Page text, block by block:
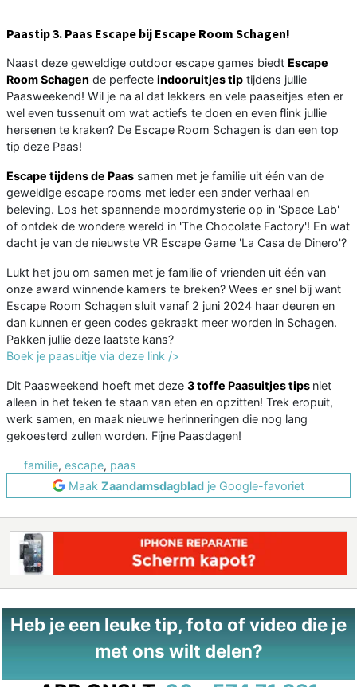
Paastip 3. Paas Escape bij Escape Room Schagen!
Naast deze geweldige outdoor escape games biedt Escape
Room Schagen de perfecte indooruitjes tip tijdens jullie
Paasweekend! Wil je na al dat lekkers en vele paaseitjes eten er
wel even tussenuit om wat actiefs te doen en even flink jullie
hersenen te kraken? De Escape Room Schagen is dan een top
tip deze Paas!
Escape tijdens de Paas samen met je familie uit één van de
geweldige escape rooms met ieder een ander verhaal en
beleving. Los het spannende moordmysterie op in 'Space Lab'
of ontdek de wondere wereld in 'The Chocolate Factory'! En wat
dacht je van de nieuwste VR Escape Game 'La Casa de Dinero'?
Lukt het jou om samen met je familie of vrienden uit één van
onze award winnende kamers te breken? Wees er snel bij want
Escape Room Schagen sluit vanaf 2 juni 2024 haar deuren en
dan kunnen er geen codes gekraakt meer worden in Schagen.
Pakken jullie deze laatste kans?
Boek je paasuitje via deze link />
Dit Paasweekend hoeft met deze 3 toffe Paasuitjes tips niet
alleen in het teken te staan van eten en opzitten! Trek eropuit,
werk samen, en maak nieuwe herinneringen die nog lang
gekoesterd zullen worden. Fijne Paasdagen!
familie, escape, paas
Maak Zaandamsdagblad je Google-favoriet
Heb je een leuke tip, foto of video die je
met ons wilt delen?